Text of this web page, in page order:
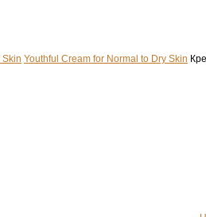
Youthful Cream for Normal to Dry Skin